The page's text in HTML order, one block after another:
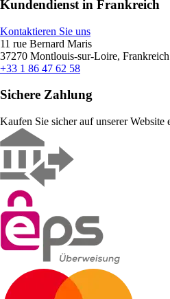
Kundendienst in Frankreich
Kontaktieren Sie uns
11 rue Bernard Maris
37270 Montlouis-sur-Loire, Frankreich
+33 1 86 47 62 58
Sichere Zahlung
Kaufen Sie sicher auf unserer Website